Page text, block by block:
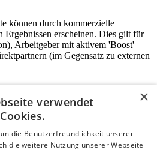
können durch kommerzielle
Ergebnissen erscheinen. Dies gilt für
Arbeitgeber mit aktivem 'Boost'
(im Gegensatz zu externen
×
verwendet
Cookies.
die Benutzerfreundlichkeit unserer
die weitere Nutzung unserer Webseite